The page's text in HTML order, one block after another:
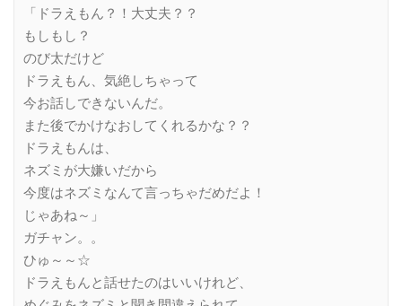
「ドラえもん？！大丈夫？？
もしもし？
のび太だけど
ドラえもん、気絶しちゃって
今お話しできないんだ。
また後でかけなおしてくれるかな？？
ドラえもんは、
ネズミが大嫌いだから
今度はネズミなんて言っちゃだめだよ！
じゃあね～」
ガチャン。。
ひゅ～～☆
ドラえもんと話せたのはいいけれど、